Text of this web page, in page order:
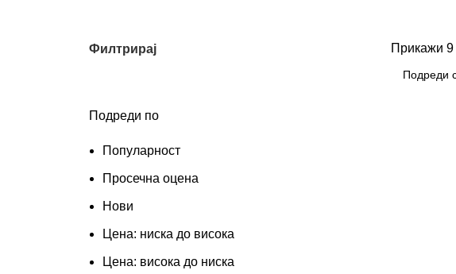
Филтрирај Прикажи 9
Подреди по
Популарност
Просечна оцена
Нови
Цена: ниска до висока
Цена: висока до ниска